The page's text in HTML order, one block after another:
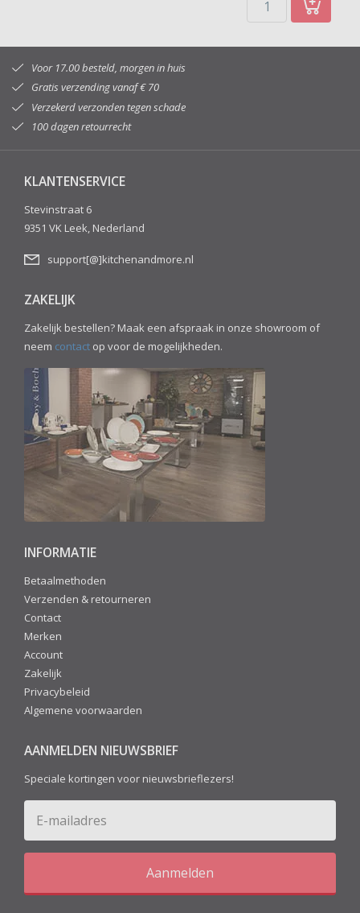
Voor 17.00 besteld, morgen in huis
Gratis verzending vanaf € 70
Verzekerd verzonden tegen schade
100 dagen retourrecht
KLANTENSERVICE
Stevinstraat 6
9351 VK Leek, Nederland
support[@]kitchenandmore.nl
ZAKELIJK
Zakelijk bestellen? Maak een afspraak in onze showroom of
neem contact op voor de mogelijkheden.
INFORMATIE
Betaalmethoden
Verzenden & retourneren
Contact
Merken
Account
Zakelijk
Privacybeleid
Algemene voorwaarden
AANMELDEN NIEUWSBRIEF
Speciale kortingen voor nieuwsbrieflezers!
Aanmelden